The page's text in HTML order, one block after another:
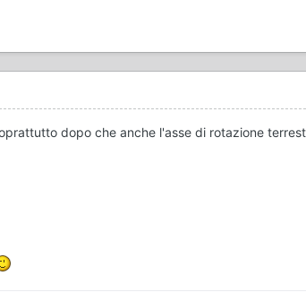
dopo che anche l'asse di rotazione